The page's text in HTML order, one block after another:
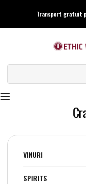
Transport gratuit
VINURI
SPIRITS